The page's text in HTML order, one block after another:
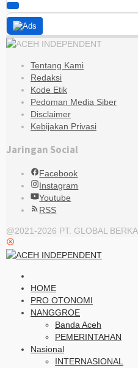
Tentang Kami
Redaksi
Kode Etik
Pedoman Media Siber
Disclaimer
Kebijakan Privasi
Jaringan Social
Facebook
Instagram
Youtube
RSS
@2021-2026 PT. GLOBAL
HOME
PRO OTONOMI
NANGGROE
Banda Aceh
PEMERINTAHAN
Nasional
INTERNASIONAL